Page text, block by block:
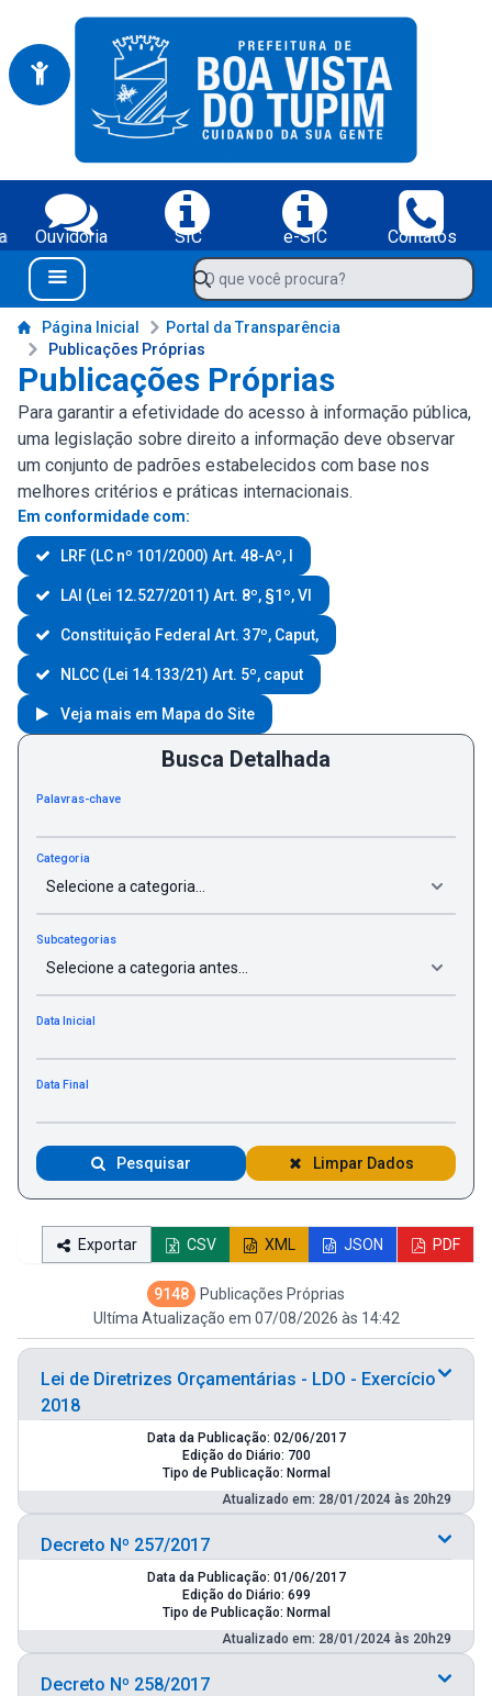
Portal da Prefeitura Municipal de Boa Vista do Tupim-BA
Serviços da Prefeitura Municipal de Boa Vista do Tupim-BA;
Ouvidoria SIC e-SIC
Contatos
Navegue pelo portal da Prefeitura de Boa Vista do Tupim-BA
Menu Bar
O que você procura?
Conteúdo da Prefeitura de Boa Vista do Tupim-BA
Página Inicial
Portal da Transparência
Publicações Próprias
Publicações Próprias
Para garantir a efetividade do acesso à informação pública,
uma legislação sobre direito a informação deve observar
um conjunto de padrões estabelecidos com base nos
melhores critérios e práticas internacionais.
Em conformidade com:
LRF (LC nº 101/2000) Art. 48-Aº, I
LAI (Lei 12.527/2011) Art. 8º, §1º, VI
Constituição Federal Art. 37º, Caput,
NLCC (Lei 14.133/21) Art. 5º, caput
Veja mais em Mapa do Site
Busca Detalhada
Palavras-chave
Categoria
Subcategorias
Data Inicial
Data Final
Pesquisar Limpar Dados
Exportar CSV XML JSON PDF
9148
Publicações Próprias
Ultíma Atualização em 07/08/2026 às 14:42
Lei de Diretrizes Orçamentárias - LDO - Exercício
2018
Data da Publicação: 02/06/2017
Edição do Diário: 700
Tipo de Publicação: Normal
Atualizado em: 28/01/2024 às 20h29
Decreto Nº 257/2017
Data da Publicação: 01/06/2017
Edição do Diário: 699
Tipo de Publicação: Normal
Atualizado em: 28/01/2024 às 20h29
Decreto Nº 258/2017